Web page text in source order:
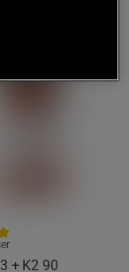
+ K2 90